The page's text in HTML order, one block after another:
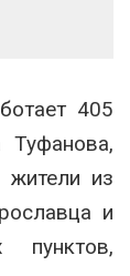
405
из
и
пунктов,